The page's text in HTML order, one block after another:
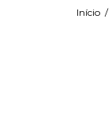
Início /